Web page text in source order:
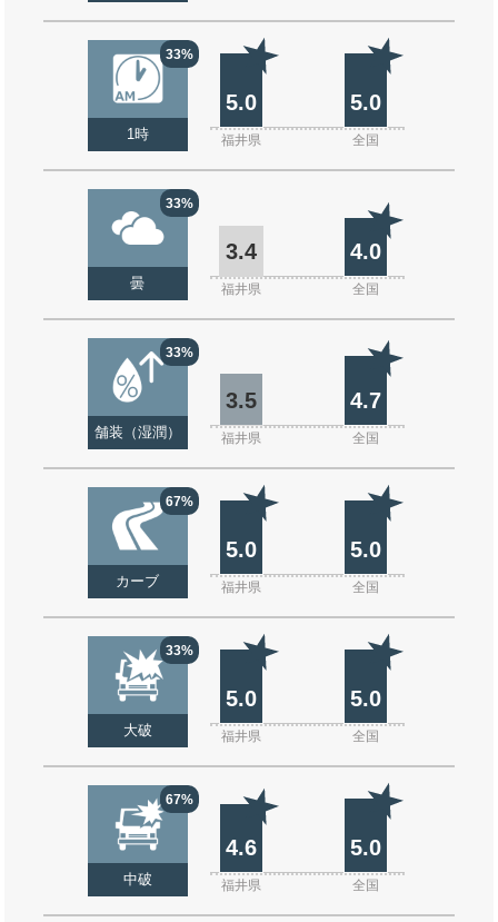
33%
1時
5.0 5.0
福井県 全国
33%
曇
3.4 4.0
福井県 全国
33%
舗装（湿潤）
3.5 4.7
福井県 全国
67%
カーブ
5.0 5.0
福井県 全国
33%
大破
5.0 5.0
福井県 全国
67%
中破
4.6 5.0
福井県 全国